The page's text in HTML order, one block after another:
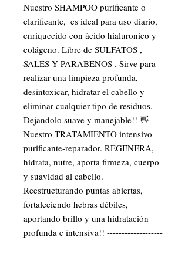
Nuestro SHAMPOO purificante o
clarificante,  es ideal para uso diario,
enriquecido con ácido hialuronico y
colágeno. Libre de SULFATOS ,
SALES Y PARABENOS . Sirve para
realizar una limpieza profunda,
desintoxicar, hidratar el cabello y
eliminar cualquier tipo de residuos.
Dejandolo suave y manejable!! 👋
Nuestro TRATAMIENTO intensivo
purificante-reparador. REGENERA,
hidrata, nutre, aporta firmeza, cuerpo
y suavidad al cabello.
Reestructurando puntas abiertas,
fortaleciendo hebras débiles,
aportando brillo y una hidratación
profunda e intensiva!! -------------------
----------------------